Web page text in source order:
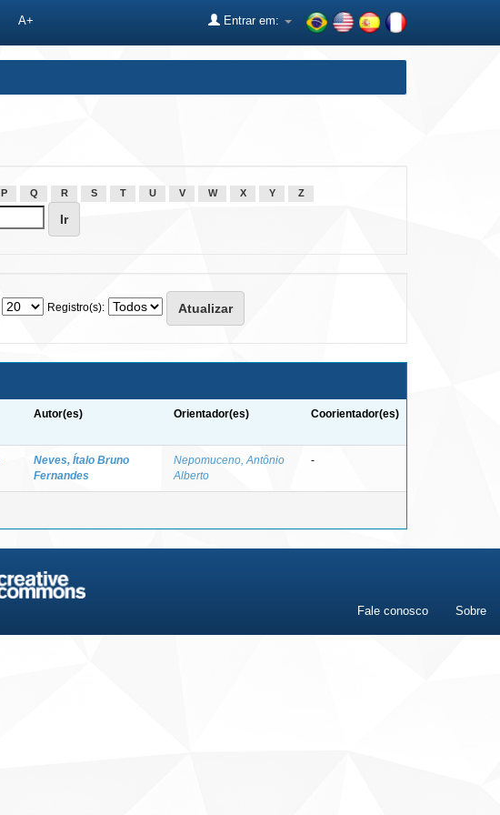
A+ Entrar em:
P Q R S T U V W X Y Z
Registro(s):
Autor(es) Orientador(es) Coorientador(es)
Neves, Ítalo Bruno
Fernandes
Nepomuceno, Antônio
Alberto
-
Fale conosco Sobre